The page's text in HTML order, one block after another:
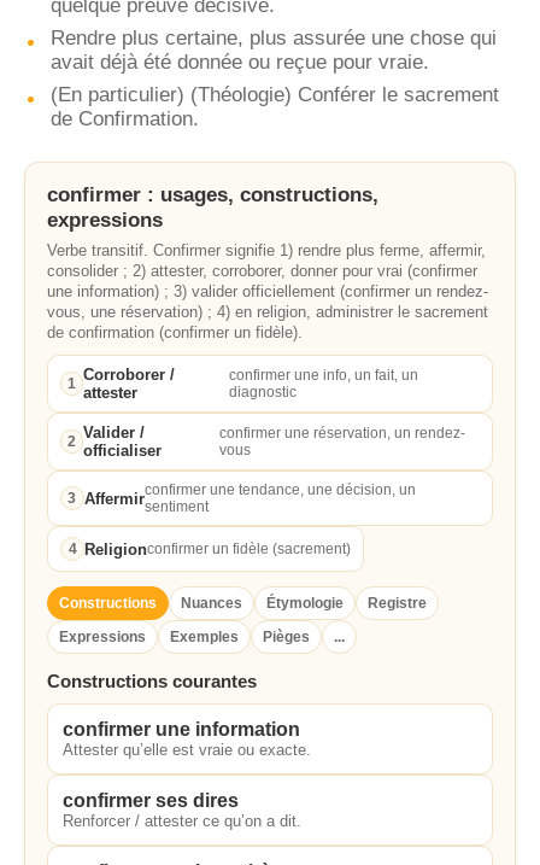
quelque preuve décisive.
Rendre plus certaine, plus assurée une chose qui
avait déjà été donnée ou reçue pour vraie.
(En particulier) (Théologie) Conférer le sacrement
de Confirmation.
confirmer : usages, constructions,
expressions
Verbe transitif. Confirmer signifie 1) rendre plus ferme, affermir,
consolider ; 2) attester, corroborer, donner pour vrai (confirmer
une information) ; 3) valider officiellement (confirmer un rendez-
vous, une réservation) ; 4) en religion, administrer le sacrement
de confirmation (confirmer un fidèle).
1 Corroborer /
attester
confirmer une info, un fait, un
diagnostic
2 Valider /
officialiser
confirmer une réservation, un rendez-
vous
3 Affermirconfirmer une tendance, une décision, un
sentiment
4 Religionconfirmer un fidèle (sacrement)
Constructions Nuances Étymologie
Registre
Expressions
Exemples Pièges ...
Constructions courantes
confirmer une information
Attester qu’elle est vraie ou exacte.
confirmer ses dires
Renforcer / attester ce qu’on a dit.